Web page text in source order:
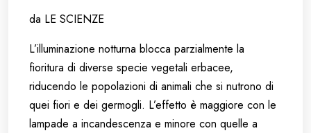
da LE SCIENZE
L’illuminazione notturna blocca parzialmente la
fioritura di diverse specie vegetali erbacee,
riducendo le popolazioni di animali che si nutrono di
quei fiori e dei germogli. L’effetto è maggiore con le
lampade a incandescenza e minore con quelle a